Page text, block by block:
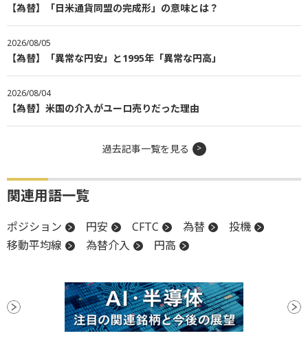
【為替】「日米通貨同盟の完成形」の意味とは？
2026/08/05
【為替】「異常な円安」と1995年「異常な円高」
2026/08/04
【為替】米国の介入がユーロ売りだった理由
過去記事一覧を見る
関連用語一覧
ポジション 円安 CFTC 為替
投機
移動平均線
為替介入 円高